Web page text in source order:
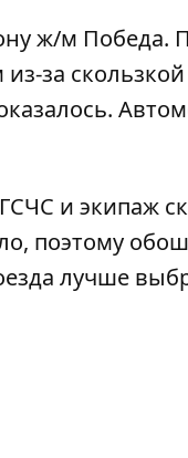
ж/м Победа.
за
и экипаж
поэтому
лучше